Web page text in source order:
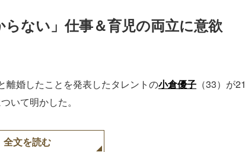
ない」仕事＆育児の両立に意欲
離婚したことを発表したタレントの小倉優子 （33）が21
いて明かした。
全文を読む